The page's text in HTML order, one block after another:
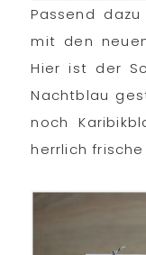
Passend
mit den
Hier ist der
Nachtblau
noch
herrlich